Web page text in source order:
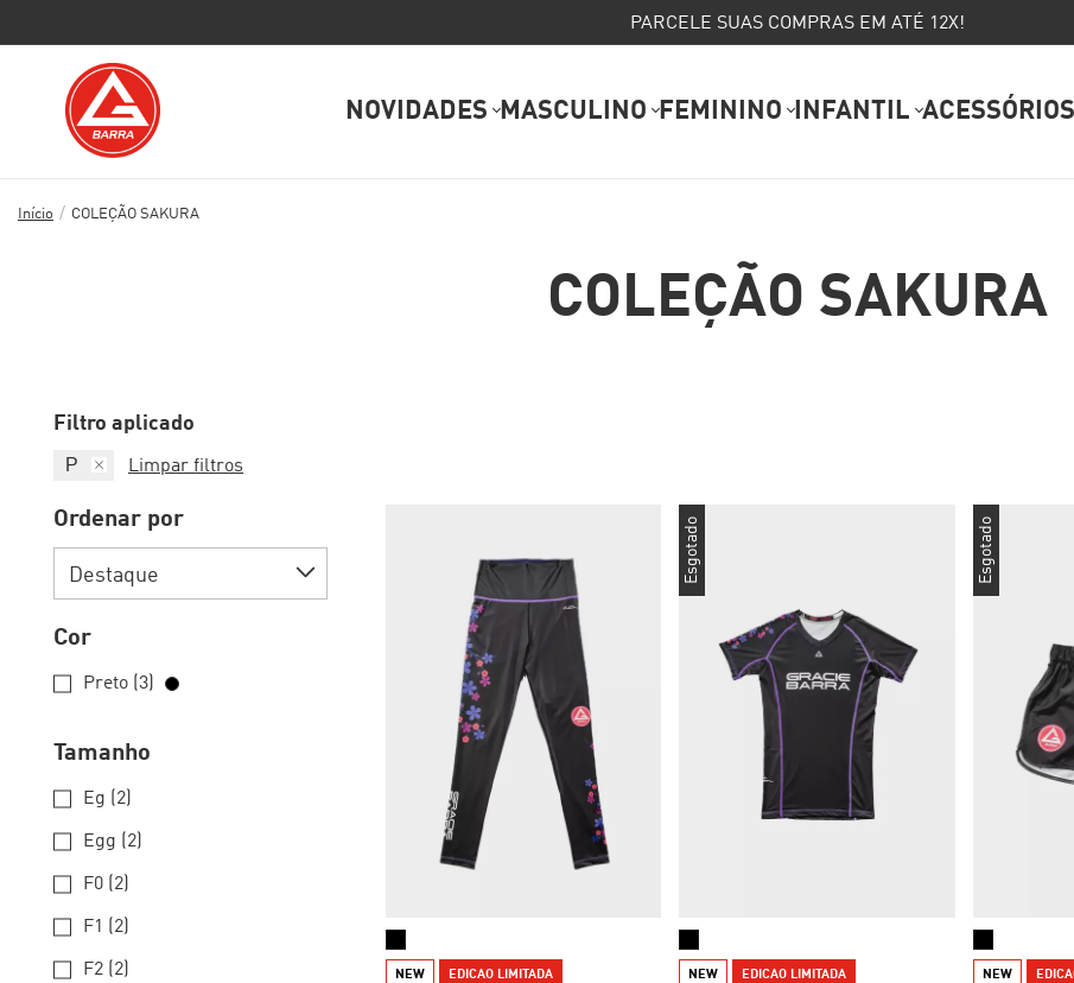
PARCELE SUAS COMPRAS EM ATÉ 12X!
NOVIDADES MASCULINO FEMININO INFANTIL ACESSÓRIOS
Início / COLEÇÃO SAKURA
COLEÇÃO SAKURA
Filtro aplicado
P Limpar filtros
Ordenar por
Cor
Preto (3)
Tamanho
Eg (2)
Egg (2)
F0 (2)
F1 (2)
F2 (2) NEW EDICAO LIMITADA
Esgotado
NEW EDICAO LIMITADA
Esgotado
NEW